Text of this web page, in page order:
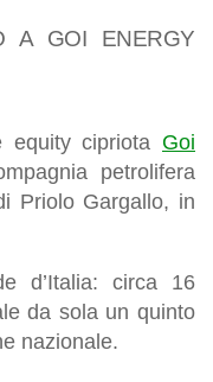
A GOI ENERGY
cipriota Goi
petrolifera
Priolo Gargallo, in
d’Italia: circa 16
da sola un quinto
nazionale.